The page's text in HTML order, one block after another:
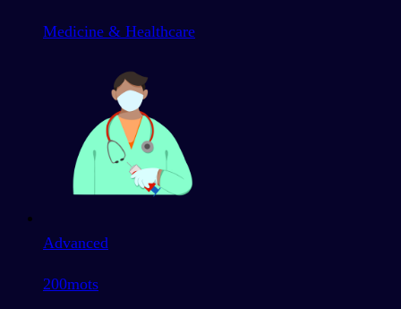
Medicine & Healthcare
Advanced
200mots